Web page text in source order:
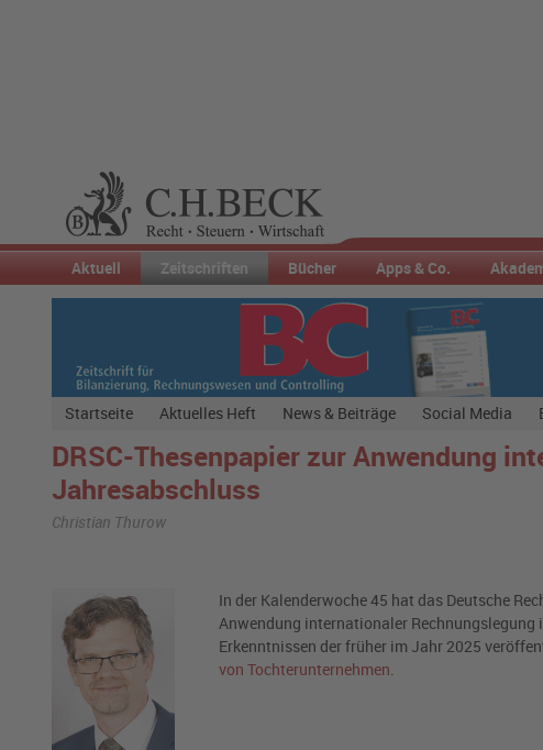
Aktuell Zeitschriften Bücher Apps & Co.
Startseite Aktuelles Heft News & Beiträge Social Media
DRSC-Thesenpapier zur Anwendung
Jahresabschluss
Christian Thurow
In der Kalenderwoche 45 hat das Deutsche
Anwendung internationaler Rechnungslegung
Erkenntnissen der früher im Jahr 2025
von Tochterunternehmen.